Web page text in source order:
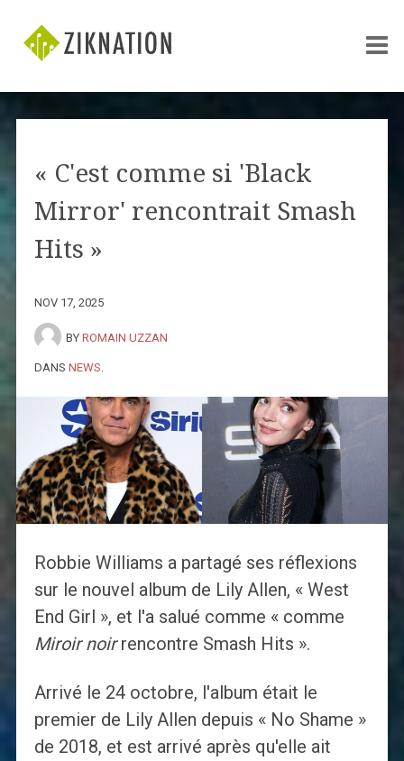
« C'est comme si 'Black
Mirror' rencontrait Smash
Hits »
NOV 17, 2025
BY ROMAIN UZZAN
DANS NEWS
Robbie Williams a partagé ses réflexions
sur le nouvel album de Lily Allen, « West
End Girl », et l'a salué comme « comme
Miroir noirrencontre Smash Hits ».
Arrivé le 24 octobre, l'album était le
premier de Lily Allen depuis « No Shame »
de 2018, et est arrivé après qu'elle ait